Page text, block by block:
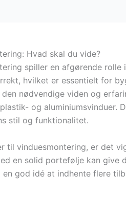
Hvad skal du vide?
spiller en afgørende
hvilket er essentielt for
nødvendige viden og
og aluminiumsvinduer.
stil og funktionalitet.
til vinduesmontering, er det
en solid portefølje kan
en god idé at indhente flere